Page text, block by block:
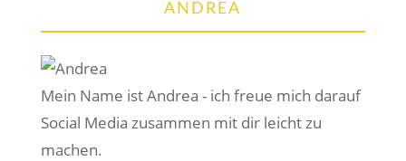
ANDREA
Mein Name ist Andrea - ich freue mich darauf
Social Media zusammen mit dir leicht zu
machen.